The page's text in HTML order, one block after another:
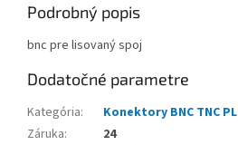
Podrobný popis
bnc pre lisovaný spoj
Dodatočné parametre
Kategória:
Konektory BNC TNC PL
Záruka:
24